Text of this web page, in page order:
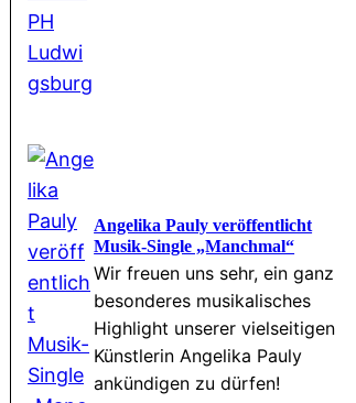
Angelika Pauly veröffentlicht
Musik-Single „Manchmal“
Wir freuen uns sehr, ein ganz
besonderes musikalisches
Highlight unserer vielseitigen
Künstlerin Angelika Pauly
ankündigen zu dürfen!